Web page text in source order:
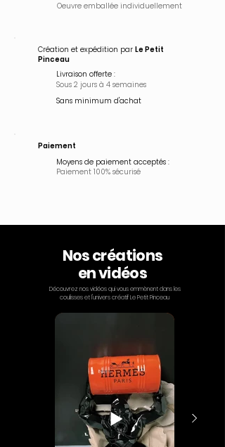
Oeuvre emballée individuellement
Création et expédition par Le Petit
Pinceau
Livraison offerte :
Sous 2 jours à 4 semaines
Sans minimum d'achat
Paiement
Moyens de paiement acceptés :
Paiement 100% sécurisé
Nos créations
en vidéos
Découvrez nos vidéos qui vous emmènent dans les
coulisses et l'univers créatif Le Petit Pinceau